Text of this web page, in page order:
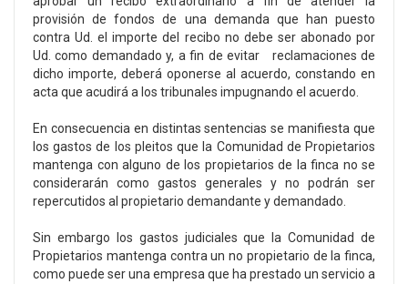
provisión de fondos de una demanda que han puesto
contra Ud. el importe del recibo no debe ser abonado por
Ud. como demandado y, a fin de evitar reclamaciones de
dicho importe, deberá oponerse al acuerdo, constando en
acta que acudirá a los tribunales impugnando el acuerdo.
En consecuencia en distintas sentencias se manifiesta que
los gastos de los pleitos que la Comunidad de Propietarios
mantenga con alguno de los propietarios de la finca no se
considerarán como gastos generales y no podrán ser
repercutidos al propietario demandante y demandado.
Sin embargo los gastos judiciales que la Comunidad de
Propietarios mantenga contra un no propietario de la finca,
como puede ser una empresa que ha prestado un servicio a